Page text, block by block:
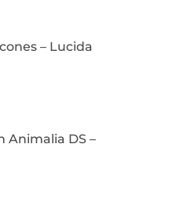
– Lucida
Animalia DS –